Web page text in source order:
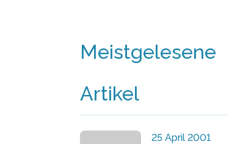
Meistgelesene
Artikel
25 April 2001